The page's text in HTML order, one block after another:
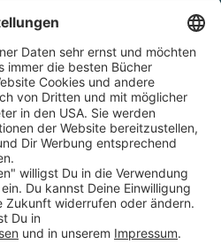
€ Bestellwert innerhalb